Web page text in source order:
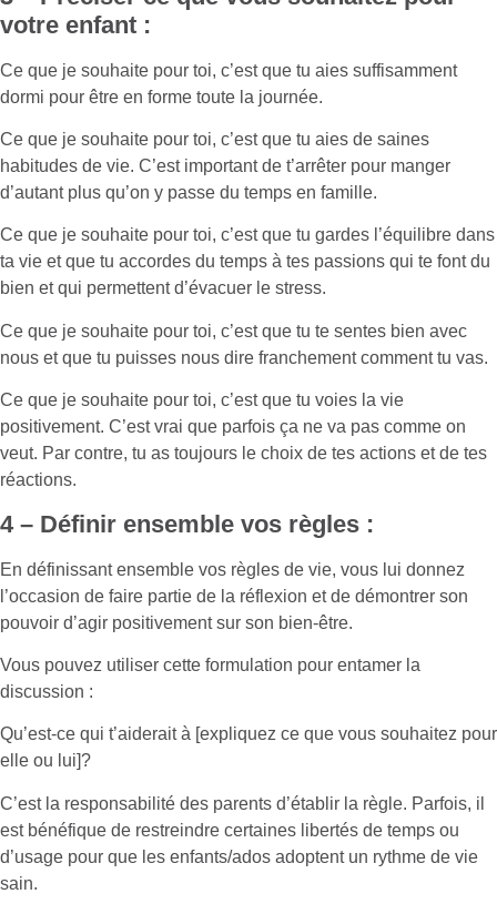
votre enfant :
Ce que je souhaite pour toi, c’est que tu aies suffisamment
dormi pour être en forme toute la journée.
Ce que je souhaite pour toi, c’est que tu aies de saines
habitudes de vie. C’est important de t’arrêter pour manger
d’autant plus qu’on y passe du temps en famille.
Ce que je souhaite pour toi, c’est que tu gardes l’équilibre dans
ta vie et que tu accordes du temps à tes passions qui te font du
bien et qui permettent d’évacuer le stress.
Ce que je souhaite pour toi, c’est que tu te sentes bien avec
nous et que tu puisses nous dire franchement comment tu vas.
Ce que je souhaite pour toi, c’est que tu voies la vie
positivement. C’est vrai que parfois ça ne va pas comme on
veut. Par contre, tu as toujours le choix de tes actions et de tes
réactions.
4 – Définir ensemble vos règles :
En définissant ensemble vos règles de vie, vous lui donnez
l’occasion de faire partie de la réflexion et de démontrer son
pouvoir d’agir positivement sur son bien-être.
Vous pouvez utiliser cette formulation pour entamer la
discussion :
Qu’est-ce qui t’aiderait à [expliquez ce que vous souhaitez pour
elle ou lui]?
C’est la responsabilité des parents d’établir la règle. Parfois, il
est bénéfique de restreindre certaines libertés de temps ou
d’usage pour que les enfants/ados adoptent un rythme de vie
sain.